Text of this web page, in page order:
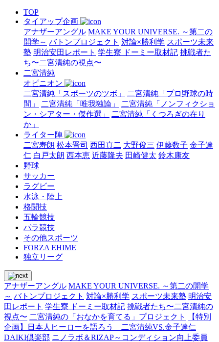
TOP
タイアップ企画
アナザーアングル MAKE YOUR UNIVERSE. ～第二の
開学～ バトンプロジェクト 対論×勝利学 スポーツ未来
塾 明治安田レポート 学生寮 ドーミー取材記 挑戦者た
ち〜二宮清純の視点〜
二宮清純
オピニオン
二宮清純「スポーツのツボ」
二宮清純「プロ野球の時
間」
二宮清純「唯我独論」
二宮清純「ノンフィクショ
ン・シアター・傑作選」
二宮清純「くつろぎの在り
か」
ライター陣
二宮寿朗 松本晋司 西田真二 大野俊三 伊藤数子 金子達
仁 白戸太朗 西本恵 近藤隆夫 田崎健太 鈴木康友
野球
サッカー
ラグビー
水泳・陸上
格闘技
五輪競技
パラ競技
その他スポーツ
FORZA EHIME
独立リーグ
アナザーアングル MAKE YOUR UNIVERSE. ～第二の開学
～ バトンプロジェクト 対論×勝利学 スポーツ未来塾 明治安
田レポート 学生寮 ドーミー取材記 挑戦者たち〜二宮清純の
視点〜 二宮清純の「おなかを育てる」プロジェクト
【特別
企画】日本人ヒーローを語ろう 二宮清純VS.金子達仁
DAIKI倶楽部 ニノラボ＆RIZAP～コンディション向上委員